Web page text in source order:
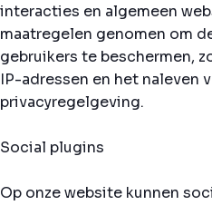
interacties en algemeen
maatregelen genomen om
gebruikers te beschermen,
IP-adressen en het naleven
privacyregelgeving.
Social plugins
Op onze website kunnen